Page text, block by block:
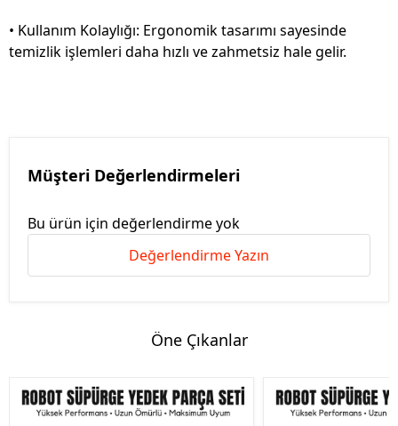
• Kullanım Kolaylığı: Ergonomik tasarımı sayesinde
temizlik işlemleri daha hızlı ve zahmetsiz hale gelir.
Müşteri Değerlendirmeleri
Bu ürün için değerlendirme yok
Değerlendirme Yazın
Öne Çıkanlar